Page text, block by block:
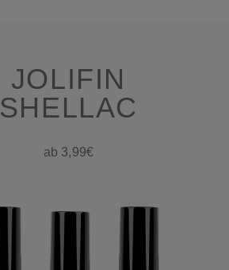
JOLIFIN
SHELLAC
ab 3,99€